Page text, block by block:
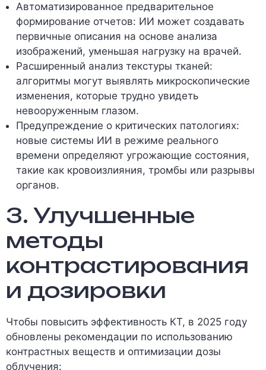
Автоматизированное предварительное
формирование отчетов: ИИ может создавать
первичные описания на основе анализа
изображений, уменьшая нагрузку на врачей.
Расширенный анализ текстуры тканей:
алгоритмы могут выявлять микроскопические
изменения, которые трудно увидеть
невооруженным глазом.
Предупреждение о критических патологиях:
новые системы ИИ в режиме реального
времени определяют угрожающие состояния,
такие как кровоизлияния, тромбы или разрывы
органов.
3. Улучшенные
методы
контрастирования
и дозировки
Чтобы повысить эффективность КТ, в 2025 году
обновлены рекомендации по использованию
контрастных веществ и оптимизации дозы
облучения: